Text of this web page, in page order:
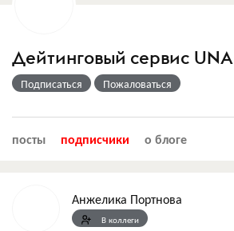
Дейтинговый сервис UNA
Подписаться Пожаловаться
посты подписчики о блоге
Анжелика Портнова
В коллеги